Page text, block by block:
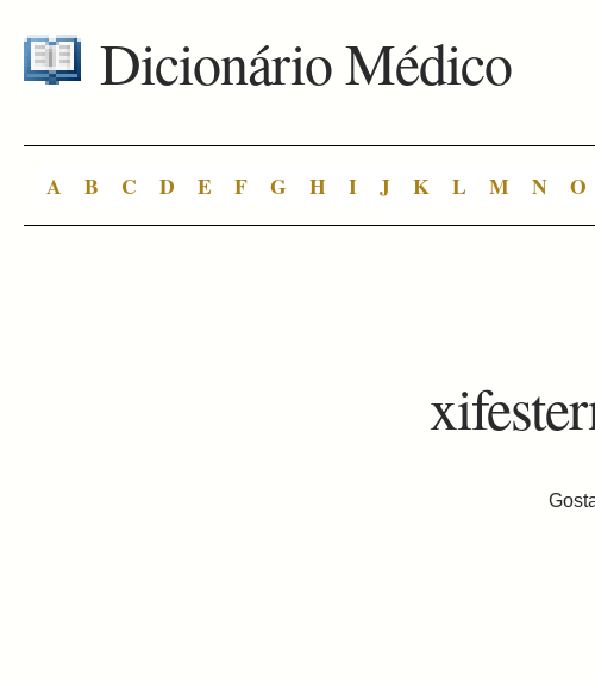
Dicionário Médico
A B C D E F G H I J K L M N O